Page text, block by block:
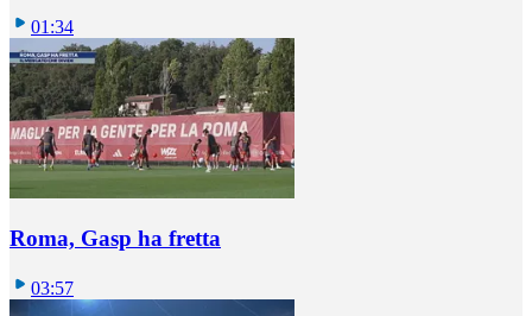
01:34
Roma, Gasp ha fretta
03:57